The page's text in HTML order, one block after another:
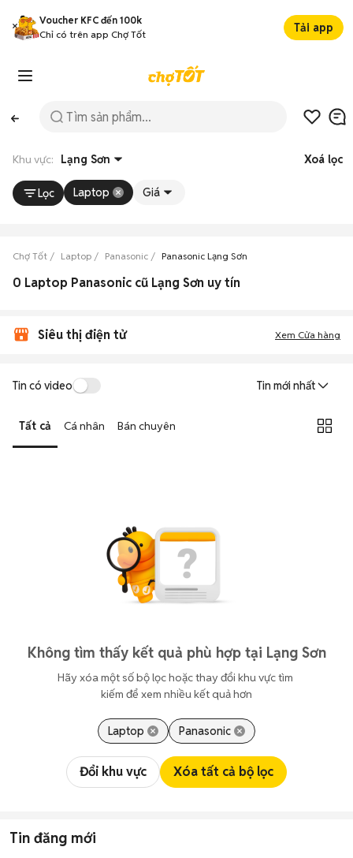
Voucher KFC đến 100k
Chỉ có trên app Chợ Tốt
Tải app
Khu vực: Lạng Sơn Xoá lọc
Lọc Laptop Giá
Chợ Tốt Laptop Panasonic Panasonic Lạng Sơn
0 Laptop Panasonic cũ Lạng Sơn uy tín
Siêu thị điện tử Xem Cửa hàng
Tin có video Tin mới nhất
Tất cả Cá nhân Bán chuyên
Không tìm thấy kết quả phù hợp tại Lạng Sơn
Hãy xóa một số bộ lọc hoặc thay đổi khu vực tìm
kiếm để xem nhiều kết quả hơn
Laptop Panasonic
Đổi khu vực Xóa tất cả bộ lọc
Tin đăng mới